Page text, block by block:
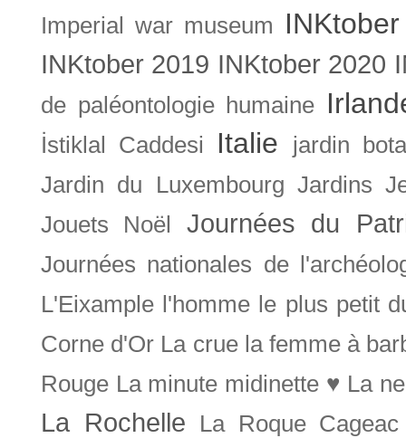
Imperial war museum INKtober
INKtober 2019 INKtober 2020
de paléontologie humaine
İstiklal Caddesi Italie
jardin
Jardin du Luxembourg Jardins
Jouets Noël
Journées du
Journées nationales de
L'Eixample l'homme le plus petit
Corne d'Or La crue la femme à
Rouge La minute midinette ♥ La
La Rochelle
La Roque Cageac